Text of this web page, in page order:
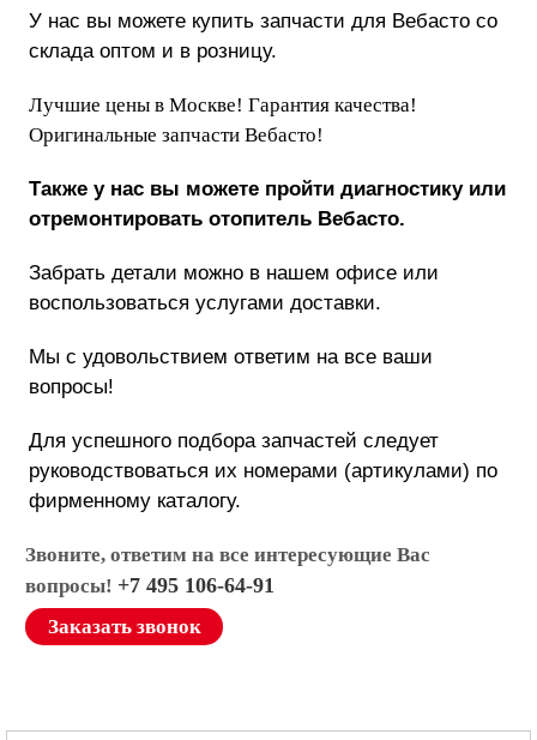
У нас вы можете купить запчасти для Вебасто со
склада оптом и в розницу.
Лучшие цены в Москве! Гарантия качества!
Оригинальные запчасти Вебасто!
Также у нас вы можете пройти диагностику или
отремонтировать отопитель Вебасто.
Забрать детали можно в нашем офисе или
воспользоваться услугами доставки.
Мы с удовольствием ответим на все ваши
вопросы!
Для успешного подбора запчастей следует
руководствоваться их номерами (артикулами) по
фирменному каталогу.
Звоните, ответим на все интересующие Вас
вопросы! +7 495 106-64-91
Заказать звонок